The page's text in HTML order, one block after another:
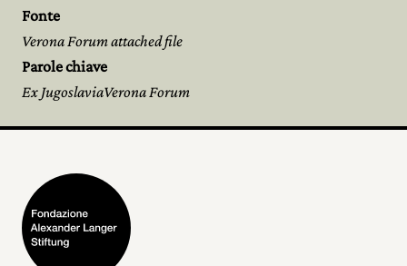
Fonte
Verona Forum attached file
Parole chiave
Ex JugoslaviaVerona Forum